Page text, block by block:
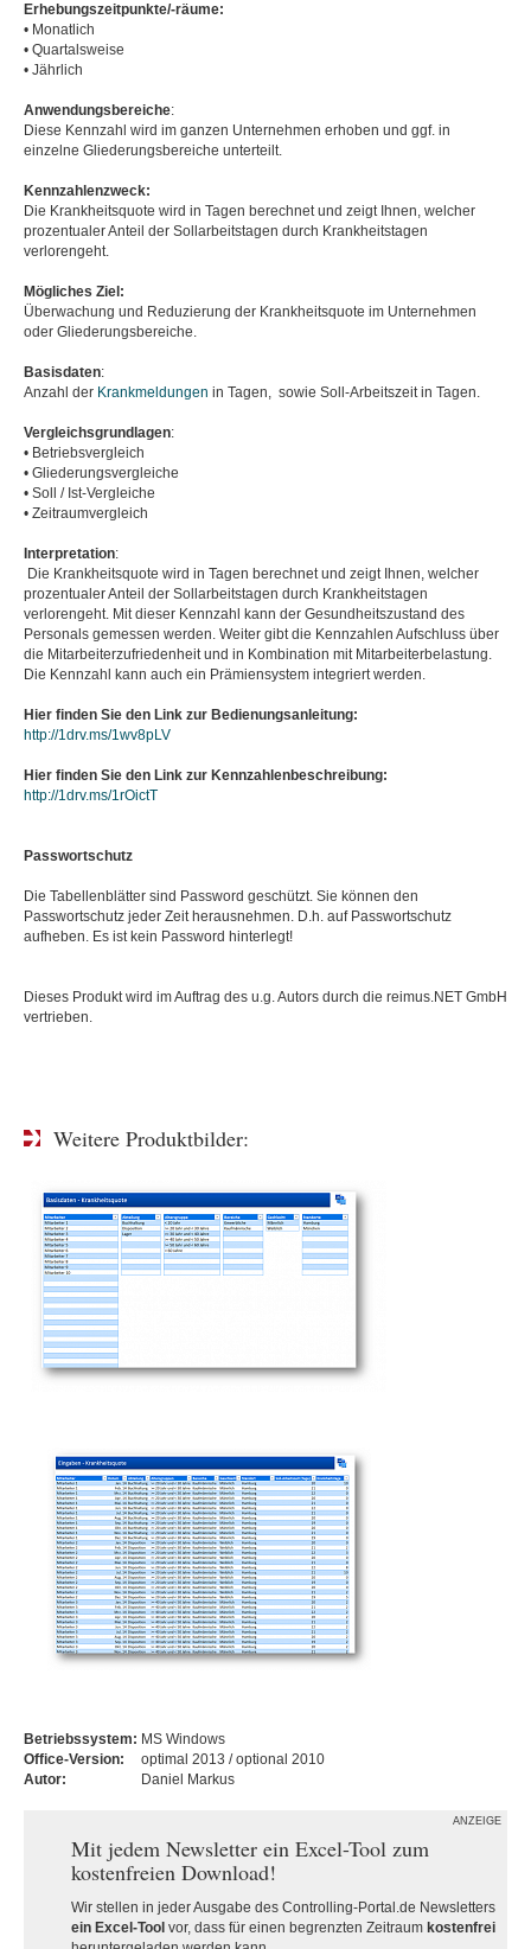
Erhebungszeitpunkte/-räume:
• Monatlich
• Quartalsweise
• Jährlich
Anwendungsbereiche:
Diese Kennzahl wird im ganzen Unternehmen erhoben und ggf. in
einzelne Gliederungsbereiche unterteilt.
Kennzahlenzweck:
Die Krankheitsquote wird in Tagen berechnet und zeigt Ihnen, welcher
prozentualer Anteil der Sollarbeitstagen durch Krankheitstagen
verlorengeht.
Mögliches Ziel:
Überwachung und Reduzierung der Krankheitsquote im Unternehmen
oder Gliederungsbereiche.
Basisdaten:
Anzahl der Krankmeldungen in Tagen, sowie Soll-Arbeitszeit in Tagen.
Vergleichsgrundlagen:
• Betriebsvergleich
• Gliederungsvergleiche
• Soll / Ist-Vergleiche
• Zeitraumvergleich
Interpretation:
Die Krankheitsquote wird in Tagen berechnet und zeigt Ihnen, welcher
prozentualer Anteil der Sollarbeitstagen durch Krankheitstagen
verlorengeht. Mit dieser Kennzahl kann der Gesundheitszustand des
Personals gemessen werden. Weiter gibt die Kennzahlen Aufschluss über
die Mitarbeiterzufriedenheit und in Kombination mit Mitarbeiterbelastung.
Die Kennzahl kann auch ein Prämiensystem integriert werden.
Hier finden Sie den Link zur Bedienungsanleitung:
http://1drv.ms/1wv8pLV
Hier finden Sie den Link zur Kennzahlenbeschreibung:
http://1drv.ms/1rOictT
Passwortschutz
Die Tabellenblätter sind Password geschützt. Sie können den
Passwortschutz jeder Zeit herausnehmen. D.h. auf Passwortschutz
aufheben. Es ist kein Password hinterlegt!
Dieses Produkt wird im Auftrag des u.g. Autors durch die reimus.NET GmbH
vertrieben.
Weitere Produktbilder:
Betriebssystem: MS Windows
Office-Version:
optimal 2013 / optional 2010
Autor:
Daniel Markus
ANZEIGE
Mit jedem Newsletter ein Excel-Tool zum
kostenfreien Download!
Wir stellen in jeder Ausgabe des Controlling-Portal.de Newsletters
ein Excel-Tool vor, dass für einen begrenzten Zeitraum kostenfrei